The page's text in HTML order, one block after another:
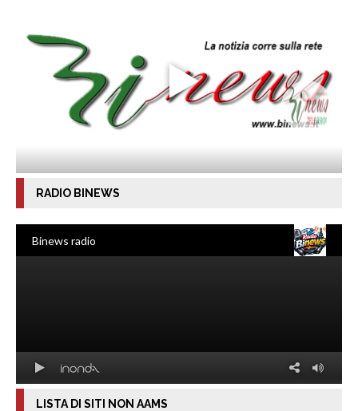
RADIO BINEWS
LISTA DI SITI NON AAMS